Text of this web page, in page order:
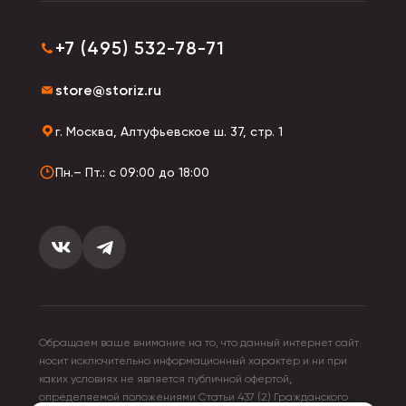
+7 (495) 532-78-71
store@storiz.ru
г. Москва, Алтуфьевское ш. 37, стр. 1
Пн.– Пт.: с 09:00 до 18:00
Обращаем ваше внимание на то, что данный интернет сайт
носит исключительно информационный характер и ни при
каких условиях не является публичной офертой,
определяемой положениями Статьи 437 (2) Гражданского